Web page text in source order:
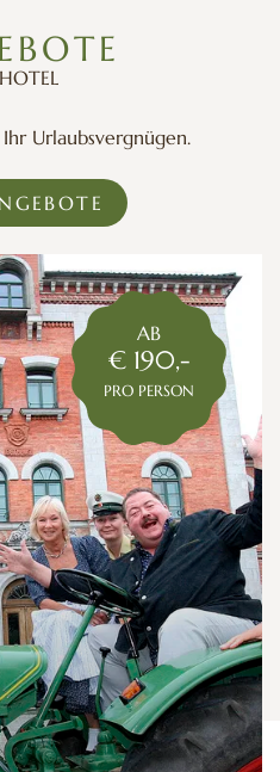
Urlaubsvergnügen.
AB
€ 190,-
PRO PERSON